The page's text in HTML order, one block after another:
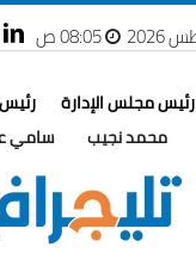
08:05 ص
رئيس مجلس الإدارة
محمد نجيب
رئيس
سامي